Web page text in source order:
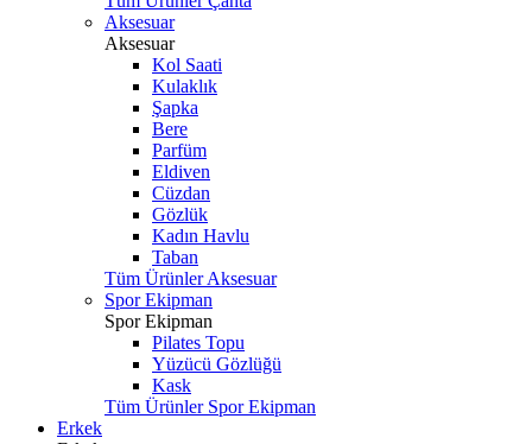
Aksesuar
Aksesuar
Kol Saati
Kulaklık
Şapka
Bere
Parfüm
Eldiven
Cüzdan
Gözlük
Kadın Havlu
Taban
Tüm Ürünler Aksesuar
Spor Ekipman
Spor Ekipman
Pilates Topu
Yüzücü Gözlüğü
Kask
Tüm Ürünler Spor Ekipman
Erkek